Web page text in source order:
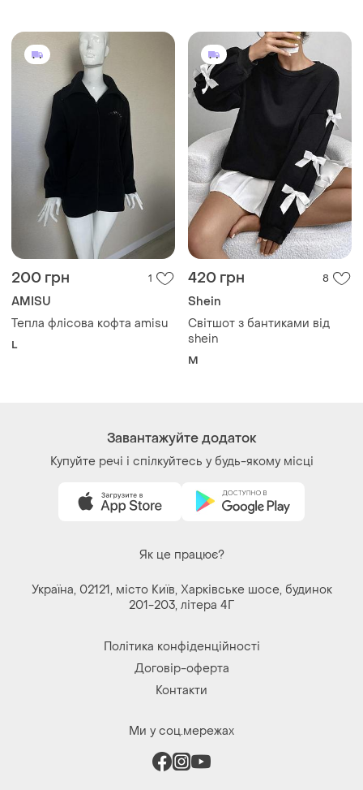
200 грн 1
AMISU
Тепла флісова кофта amisu
L
420 грн 8
Shein
Світшот з бантиками від
shein
M
Завантажуйте додаток
Купуйте речі і спілкуйтесь у будь-якому місці
Як це працює?
Україна, 02121, місто Київ, Харківське шосе, будинок
201-203, літера 4Г
Політика конфіденційності
Договір-оферта
Контакти
Ми у соц.мережах